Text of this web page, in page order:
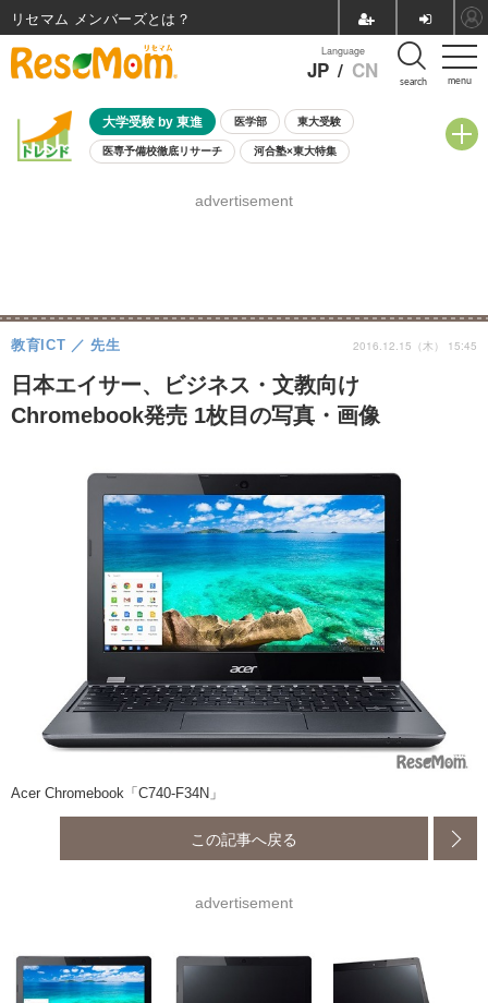
menu
Language
JP / CN search
大学受験 by 東進 医学部 東大受験
医専予備校徹底リサーチ 河合塾×東大特集
8月開催学校説明会・相談会
advertisement
日本エイサー、ビジネス・文教向け
Chromebook発売 1枚目の写真・画像
教育ICT 先生 2016.12.15（木） 15:45
Acer Chromebook「C740-F34N」
この記事へ戻る
advertisement
リセマム メンバーズ